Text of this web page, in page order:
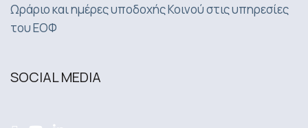
Ωράριο και ημέρες υποδοχής Κοινού στις υπηρεσίες
του ΕΟΦ
SOCIAL MEDIA